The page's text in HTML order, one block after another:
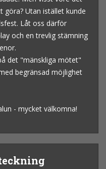
Utan istället kunde
Låt oss därför
och en trevlig stämning
det "mänskliga mötet"
begränsad möjlighet
- mycket välkomna!